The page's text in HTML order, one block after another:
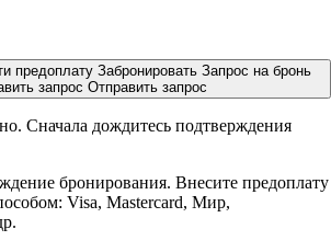
предоплату Забронировать Запрос на бронь
запрос Отправить запрос
Сначала дождитесь подтверждения
бронирования. Внесите предоплату
Visa, Mastercard, Мир,